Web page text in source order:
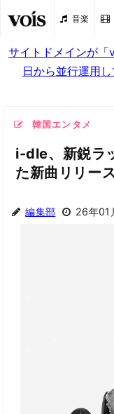
音楽
サイトドメインが「
日から並行運用
韓国エンタメ
i-dle、新鋭ラ
た新曲リリー
編集部 26年01